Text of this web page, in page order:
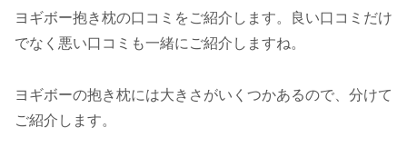
ヨギボー抱き枕の口コミをご紹介します。良い口コミだけ
でなく悪い口コミも一緒にご紹介しますね。
ヨギボーの抱き枕には大きさがいくつかあるので、分けて
ご紹介します。